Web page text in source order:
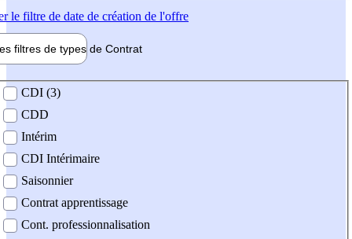
le filtre de date de création de l'offre
filtres de types de Contrat
contrat
CDI (3)
CDD
Intérim
CDI Intérimaire
Saisonnier
Contrat apprentissage
Cont. professionnalisation